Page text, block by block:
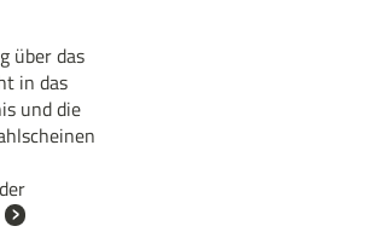
über das
in das
und die